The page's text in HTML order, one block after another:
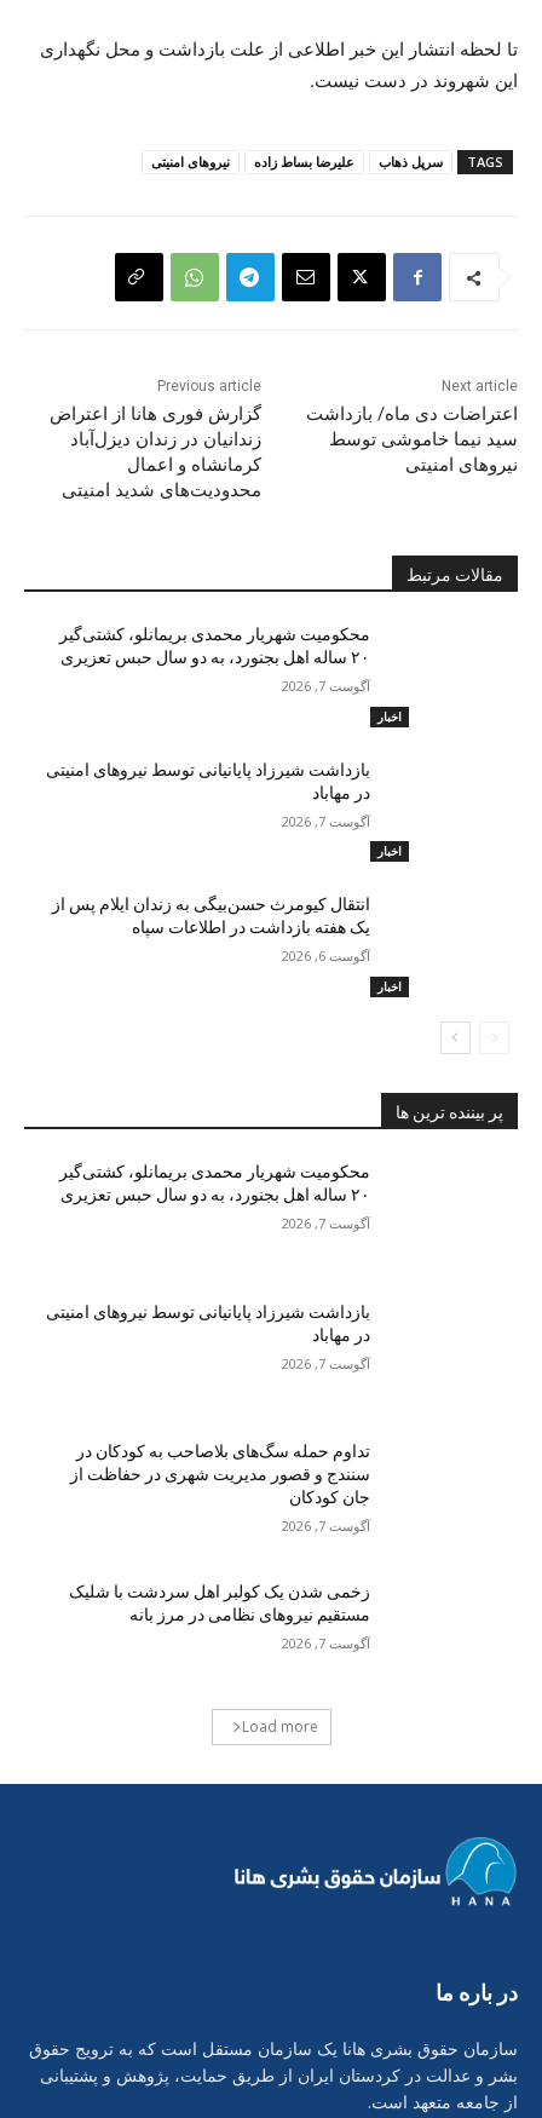
تا لحظە انتشار این خبر اطلاعی از علت بازداشت و محل نگهداری
این شهروند در دست نیست.
TAGS سرپل ذهاب علیرضا بساط زادە نیروهای امنیتی
Previous article
گزارش فوری هانا از اعتراض
زندانیان در زندان دیزل‌آباد
کرمانشاه و اعمال
محدودیت‌های شدید امنیتی
Next article
اعتراضات دی ماە/ بازداشت
سید نیما خاموشی توسط
نیروهای امنیتی
مقالات مرتبط
اخبار
محکومیت شهریار محمدی بریمانلو، کشتی‌گیر
۲۰ ساله اهل بجنورد، به دو سال حبس تعزیری
آگوست 7, 2026
اخبار
بازداشت شیرزاد پایانیانی توسط نیروهای امنیتی
در مهاباد
آگوست 7, 2026
اخبار
انتقال کیومرث حسن‌بیگی به زندان ایلام پس از
یک هفته بازداشت در اطلاعات سپاه
آگوست 6, 2026
پر بیننده ترین ها
محکومیت شهریار محمدی بریمانلو، کشتی‌گیر
۲۰ ساله اهل بجنورد، به دو سال حبس تعزیری
آگوست 7, 2026
بازداشت شیرزاد پایانیانی توسط نیروهای امنیتی
در مهاباد
آگوست 7, 2026
تداوم حمله سگ‌های بلاصاحب به کودکان در
سنندج و قصور مدیریت شهری در حفاظت از
جان کودکان
آگوست 7, 2026
زخمی شدن یک کولبر اهل سردشت با شلیک
مستقیم نیروهای نظامی در مرز بانه
آگوست 7, 2026
Load more
در بارە ما
سازمان حقوق بشری هانا یک سازمان مستقل است که به ترویج حقوق
بشر و عدالت در کردستان ایران از طریق حمایت، پژوهش و پشتیبانی
از جامعه متعهد است.